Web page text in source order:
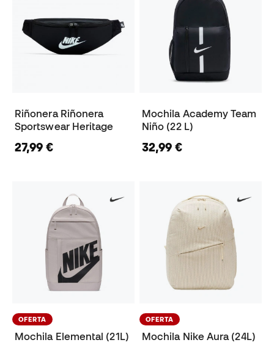
Riñonera Riñonera
Sportswear Heritage
27,99 €
Mochila Academy Team
Niño (22 L)
32,99 €
OFERTA
Mochila Elemental (21L)
OFERTA
Mochila Nike Aura (24L)